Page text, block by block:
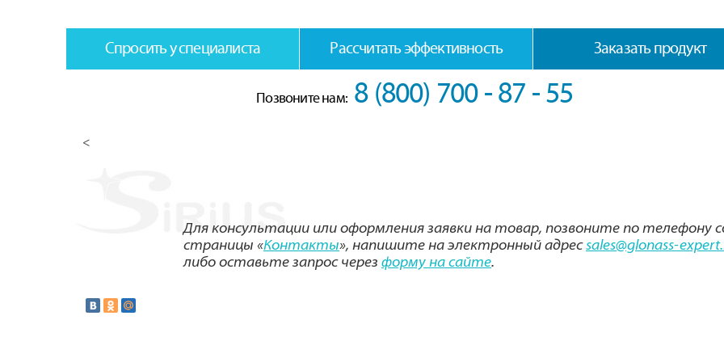
Спросить у специалиста Рассчитать эффективность Заказать продукт
Позвоните нам: 8 (800) 700 - 87 - 55
<
Для консультации или оформления заявки на товар, позвоните по телефону
страницы «Контакты», напишите на электронный адресsales@glonass-
либо оставьте запрос через форму на сайте.